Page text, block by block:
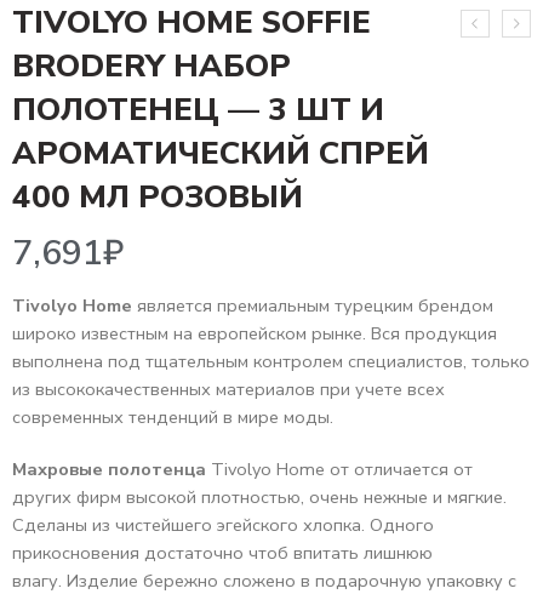
TIVOLYO HOME SOFFIE
BRODERY НАБОР
ПОЛОТЕНЕЦ — 3 ШТ И
АРОМАТИЧЕСКИЙ СПРЕЙ
400 МЛ РОЗОВЫЙ
7,691₽
Tivolyo Home является премиальным турецким брендом
широко известным на европейском рынке. Вся продукция
выполнена под тщательным контролем специалистов, только
из высококачественных материалов при учете всех
современных тенденций в мире моды.
Махровые полотенца Tivolyo Home от отличается от
других фирм высокой плотностью, очень нежные и мягкие.
Сделаны из чистейшего эгейского хлопка. Одного
прикосновения достаточно чтоб впитать лишнюю
влагу. Изделие бережно сложено в подарочную упаковку с